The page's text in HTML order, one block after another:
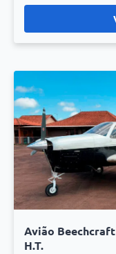
Avião Beechcraft
H.T.